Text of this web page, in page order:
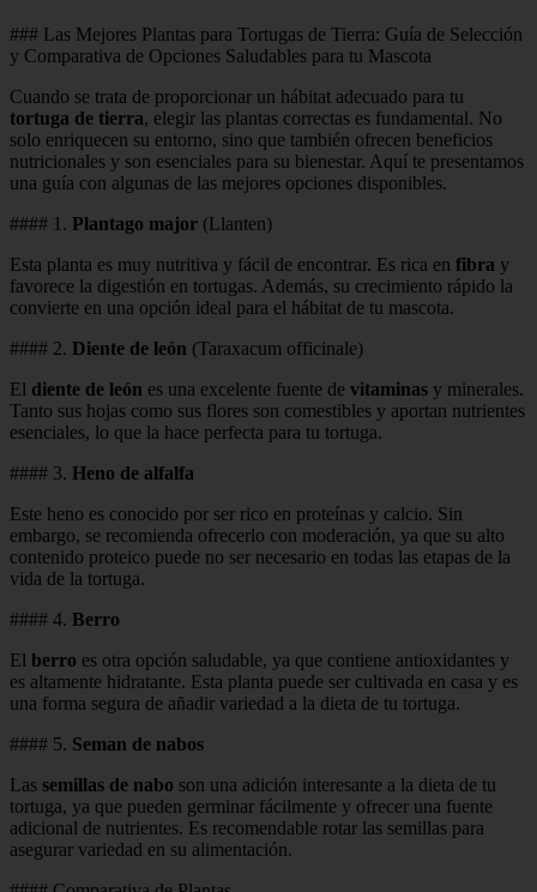
### Las Mejores Plantas para Tortugas de Tierra: Guía de Selección
y Comparativa de Opciones Saludables para tu Mascota
Cuando se trata de proporcionar un hábitat adecuado para tu
tortuga de tierra, elegir las plantas correctas es fundamental. No
solo enriquecen su entorno, sino que también ofrecen beneficios
nutricionales y son esenciales para su bienestar. Aquí te presentamos
una guía con algunas de las mejores opciones disponibles.
#### 1. Plantago major (Llanten)
Esta planta es muy nutritiva y fácil de encontrar. Es rica en fibra y
favorece la digestión en tortugas. Además, su crecimiento rápido la
convierte en una opción ideal para el hábitat de tu mascota.
#### 2. Diente de león (Taraxacum officinale)
El diente de león es una excelente fuente de vitaminas y minerales.
Tanto sus hojas como sus flores son comestibles y aportan nutrientes
esenciales, lo que la hace perfecta para tu tortuga.
#### 3. Heno de alfalfa
Este heno es conocido por ser rico en proteínas y calcio. Sin
embargo, se recomienda ofrecerlo con moderación, ya que su alto
contenido proteico puede no ser necesario en todas las etapas de la
vida de la tortuga.
#### 4. Berro
El berro es otra opción saludable, ya que contiene antioxidantes y
es altamente hidratante. Esta planta puede ser cultivada en casa y es
una forma segura de añadir variedad a la dieta de tu tortuga.
#### 5. Seman de nabos
Las semillas de nabo son una adición interesante a la dieta de tu
tortuga, ya que pueden germinar fácilmente y ofrecer una fuente
adicional de nutrientes. Es recomendable rotar las semillas para
asegurar variedad en su alimentación.